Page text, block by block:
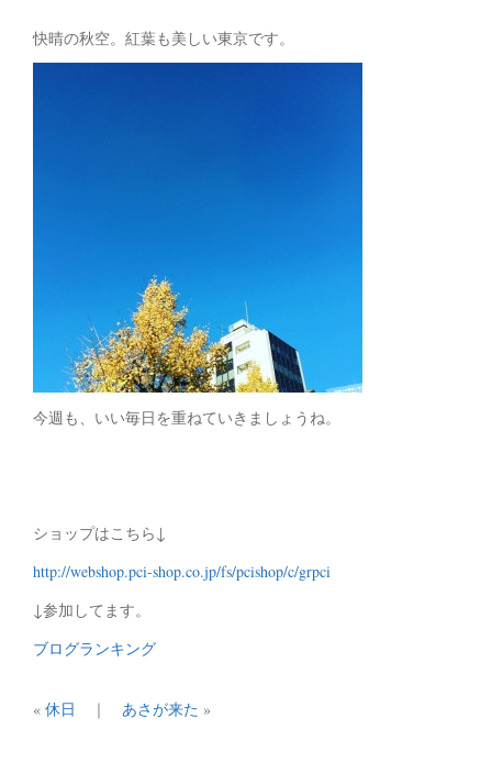
快晴の秋空。紅葉も美しい東京です。
今週も、いい毎日を重ねていきましょうね。
ショップはこちら↓
http://webshop.pci-shop.co.jp/fs/pcishop/c/grpci
↓参加してます。
ブログランキング
« 休日 ｜ あさが来た »